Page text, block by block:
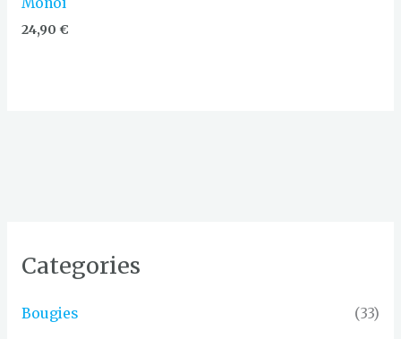
Categories
Bougies (33)
24,90 €